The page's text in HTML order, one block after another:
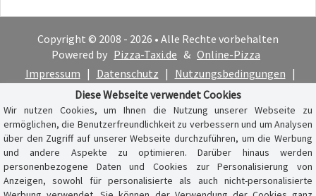
Copyright © 2008 - 2026 • Alle Rechte vorbehalten
Powered by Pizza-Taxi.de & Online-Pizza
Impressum | Datenschutz | Nutzungsbedingungen |
Cookie-Hinweis
Diese Webseite verwendet Cookies
Wir nutzen Cookies, um Ihnen die Nutzung unserer Webseite zu
ermöglichen, die Benutzerfreundlichkeit zu verbessern und um Analysen
über den Zugriff auf unserer Webseite durchzuführen, um die Werbung
und andere Aspekte zu optimieren. Darüber hinaus werden
personenbezogene Daten und Cookies zur Personalisierung von
Anzeigen, sowohl für personalisierte als auch nicht-personalisierte